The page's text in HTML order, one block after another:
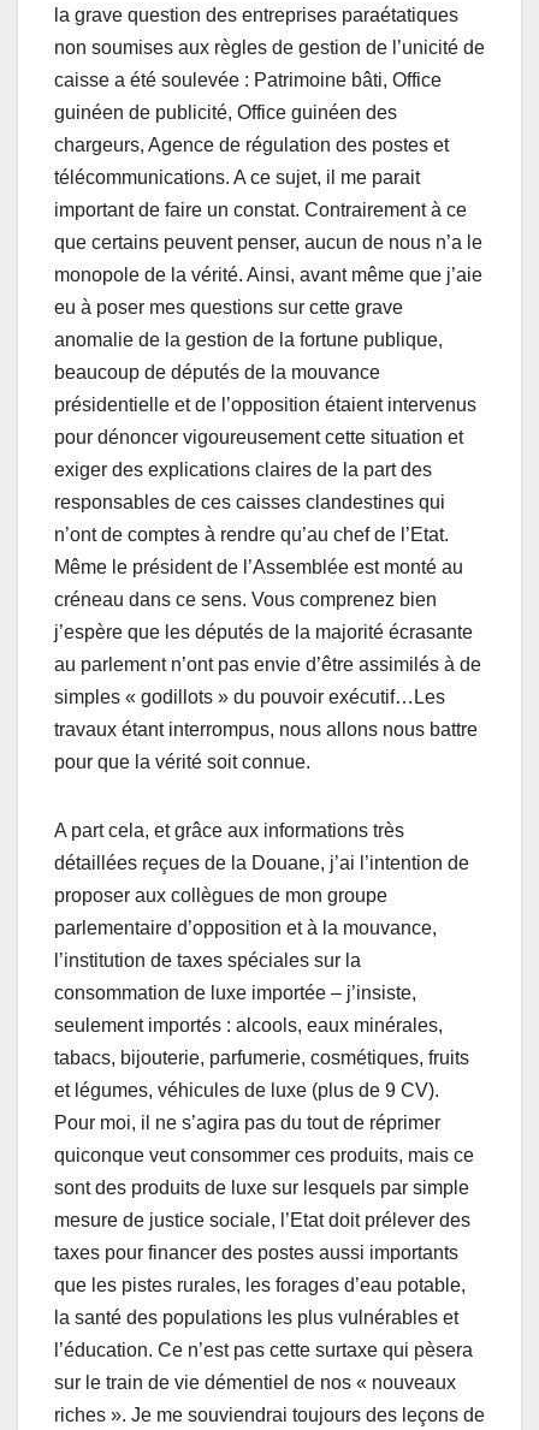
la grave question des entreprises paraétatiques
non soumises aux règles de gestion de l’unicité de
caisse a été soulevée : Patrimoine bâti, Office
guinéen de publicité, Office guinéen des
chargeurs, Agence de régulation des postes et
télécommunications. A ce sujet, il me parait
important de faire un constat. Contrairement à ce
que certains peuvent penser, aucun de nous n’a le
monopole de la vérité. Ainsi, avant même que j’aie
eu à poser mes questions sur cette grave
anomalie de la gestion de la fortune publique,
beaucoup de députés de la mouvance
présidentielle et de l’opposition étaient intervenus
pour dénoncer vigoureusement cette situation et
exiger des explications claires de la part des
responsables de ces caisses clandestines qui
n’ont de comptes à rendre qu’au chef de l’Etat.
Même le président de l’Assemblée est monté au
créneau dans ce sens. Vous comprenez bien
j’espère que les députés de la majorité écrasante
au parlement n’ont pas envie d’être assimilés à de
simples « godillots » du pouvoir exécutif…Les
travaux étant interrompus, nous allons nous battre
pour que la vérité soit connue.
A part cela, et grâce aux informations très
détaillées reçues de la Douane, j’ai l’intention de
proposer aux collègues de mon groupe
parlementaire d’opposition et à la mouvance,
l’institution de taxes spéciales sur la
consommation de luxe importée – j’insiste,
seulement importés : alcools, eaux minérales,
tabacs, bijouterie, parfumerie, cosmétiques, fruits
et légumes, véhicules de luxe (plus de 9 CV).
Pour moi, il ne s’agira pas du tout de réprimer
quiconque veut consommer ces produits, mais ce
sont des produits de luxe sur lesquels par simple
mesure de justice sociale, l’Etat doit prélever des
taxes pour financer des postes aussi importants
que les pistes rurales, les forages d’eau potable,
la santé des populations les plus vulnérables et
l’éducation. Ce n’est pas cette surtaxe qui pèsera
sur le train de vie démentiel de nos « nouveaux
riches ». Je me souviendrai toujours des leçons de